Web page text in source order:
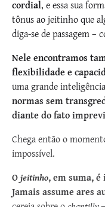
cordial, e essa sua
tônus ao jeitinho que
diga-se de passagem –
Nele encontramos
flexibilidade e
uma grande
normas sem
diante do fato
Chega então o
impossível.
Ojeitinho, em suma,
Jamais assume ares